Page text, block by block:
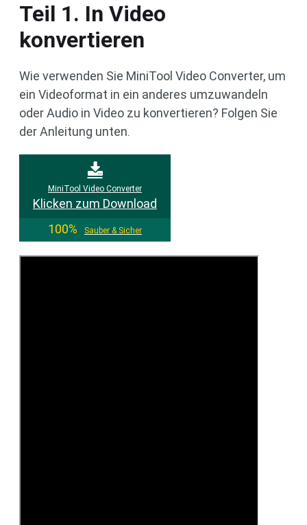
Teil 1. In Video
konvertieren
Wie verwenden Sie MiniTool Video Converter, um
ein Videoformat in ein anderes umzuwandeln
oder Audio in Video zu konvertieren? Folgen Sie
der Anleitung unten.
MiniTool Video Converter
Klicken zum Download
100%
Sauber & Sicher